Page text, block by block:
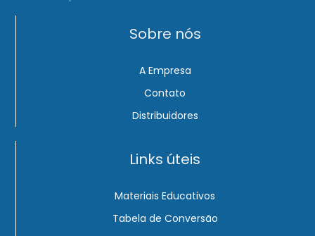
Sobre nós
A Empresa
Contato
Distribuidores
Links úteis
Materiais Educativos
Tabela de Conversão